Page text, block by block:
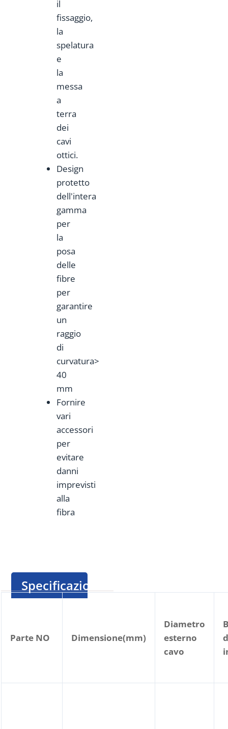
il
fissaggio,
la
spelatura
e
la
messa
a
terra
dei
cavi
ottici.
Design
protetto
dell'intera
gamma
per
la
posa
delle
fibre
per
garantire
un
raggio
di
curvatura>
40
mm
Fornire
vari
accessori
per
evitare
danni
imprevisti
alla
fibra
Specificazione
Parte NO Dimensione(mm)
Diametro
esterno
cavo